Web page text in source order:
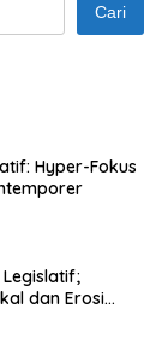
Cari
Hyper-Fokus
dan Erosi